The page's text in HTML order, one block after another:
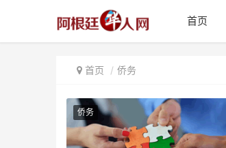
首页
首页 侨务
侨务